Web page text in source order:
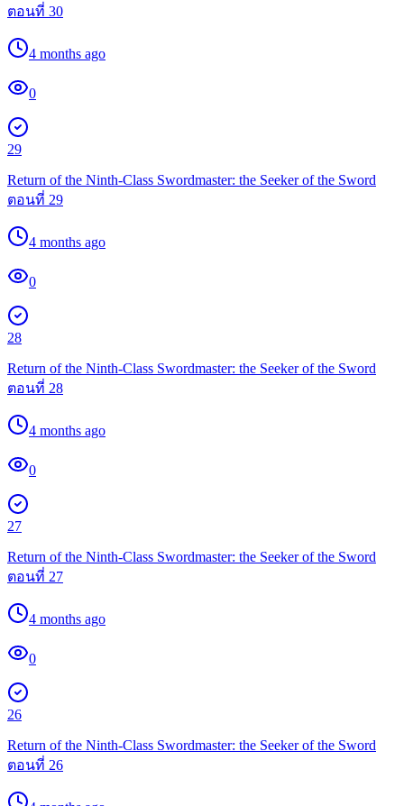
ตอนที่ 30
4 months ago
0
29
Return of the Ninth-Class Swordmaster: the Seeker of the Sword
ตอนที่ 29
4 months ago
0
28
Return of the Ninth-Class Swordmaster: the Seeker of the Sword
ตอนที่ 28
4 months ago
0
27
Return of the Ninth-Class Swordmaster: the Seeker of the Sword
ตอนที่ 27
4 months ago
0
26
Return of the Ninth-Class Swordmaster: the Seeker of the Sword
ตอนที่ 26